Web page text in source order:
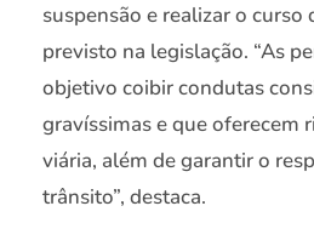
suspensão e realizar o curso
previsto na legislação. “As
objetivo coibir condutas
gravíssimas e que oferecem
viária, além de garantir o
trânsito”, destaca.